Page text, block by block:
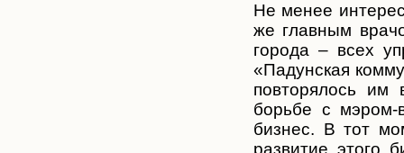
Не менее
же главным
города – всех
«Падунская
повторялось им
борьбе с мэром-
бизнес. В тот